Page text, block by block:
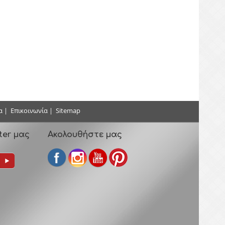
| Επικοινωνία | Sitemap
μας Ακολουθήστε μας